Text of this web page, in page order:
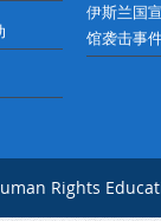
伊斯兰国
馆袭击事
Rights